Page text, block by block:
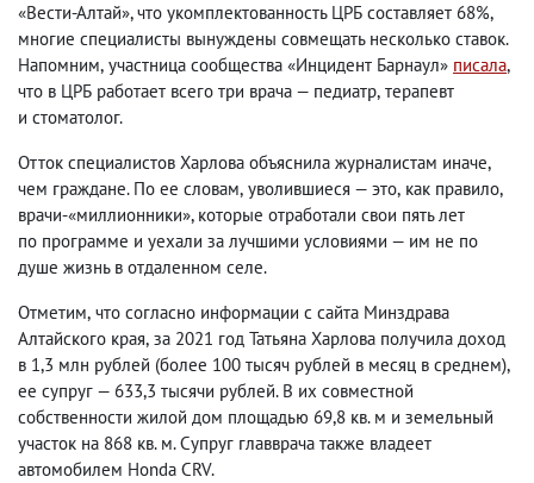
«Вести-Алтай», что укомплектованность ЦРБ составляет 68%,
многие специалисты вынуждены совмещать несколько ставок.
Напомним, участница сообщества «Инцидент Барнаул» писала,
что в ЦРБ работает всего три врача — педиатр, терапевт
и стоматолог.
Отток специалистов Харлова объяснила журналистам иначе,
чем граждане. По ее словам, уволившиеся — это, как правило,
врачи-«миллионники», которые отработали свои пять лет
по программе и уехали за лучшими условиями — им не по
душе жизнь в отдаленном селе.
Отметим, что согласно информации с сайта Минздрава
Алтайского края, за 2021 год Татьяна Харлова получила доход
в 1,3 млн рублей (более 100 тысяч рублей в месяц в среднем),
ее супруг — 633,3 тысячи рублей. В их совместной
собственности жилой дом площадью 69,8 кв. м и земельный
участок на 868 кв. м. Супруг главврача также владеет
автомобилем Honda CRV.